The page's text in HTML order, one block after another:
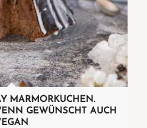
MARMORKUCHEN.
GEWÜNSCHT AUCH